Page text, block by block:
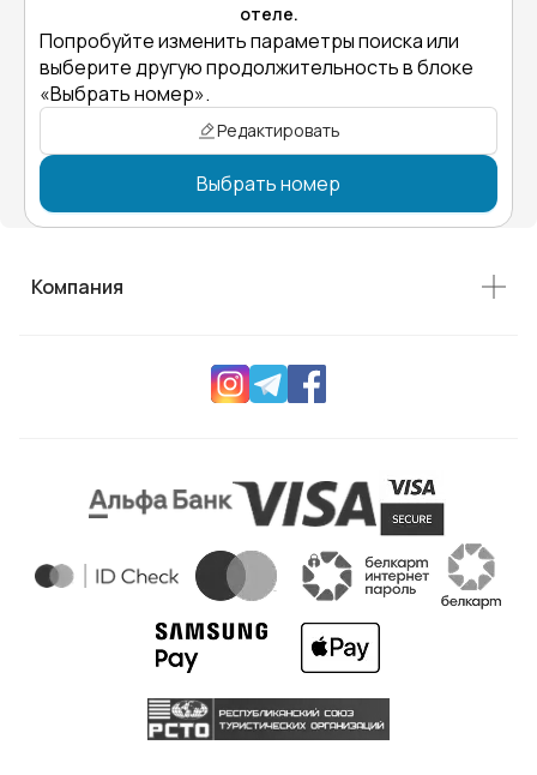
отеле.
Попробуйте изменить параметры поиска или
выберите другую продолжительность в блоке
«Выбрать номер».
Редактировать
Выбрать номер
Компания